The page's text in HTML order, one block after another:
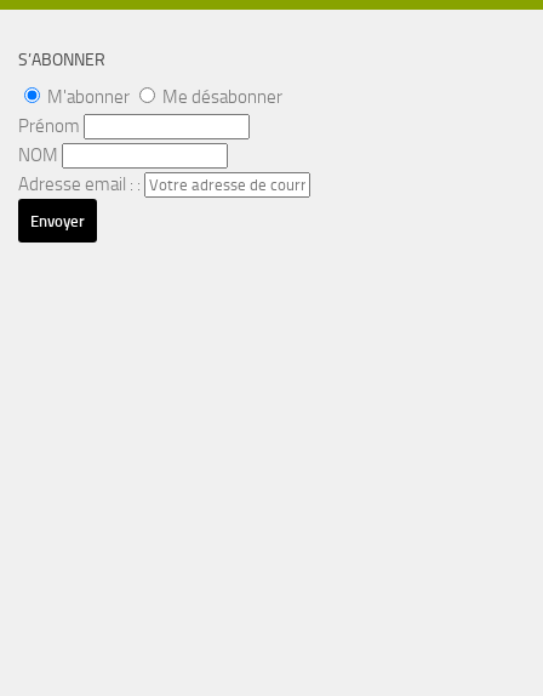
S’ABONNER
M'abonner
Me désabonner
Prénom
NOM
Adresse email : :